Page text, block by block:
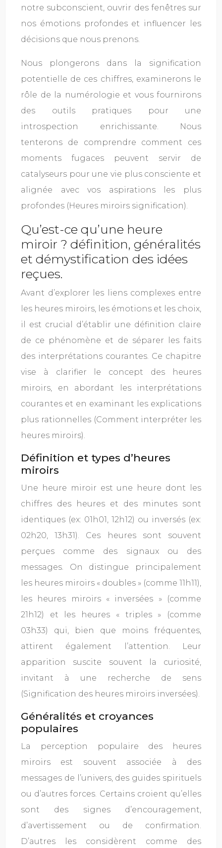
notre subconscient, ouvrir des fenêtres sur
nos émotions profondes et influencer les
décisions que nous prenons.
Nous plongerons dans la signification
potentielle de ces chiffres, examinerons le
rôle de la numérologie et vous fournirons
des outils pratiques pour une
introspection enrichissante. Nous
tenterons de comprendre comment ces
moments fugaces peuvent servir de
catalyseurs pour une vie plus consciente et
alignée avec vos aspirations les plus
profondes (Heures miroirs signification).
Qu’est-ce qu’une heure
miroir ? définition, généralités
et démystification des idées
reçues.
Avant d’explorer les liens complexes entre
les heures miroirs, les émotions et les choix,
il est crucial d’établir une définition claire
de ce phénomène et de séparer les faits
des interprétations courantes. Ce chapitre
vise à clarifier le concept des heures
miroirs, en abordant les interprétations
courantes et en examinant les explications
plus rationnelles (Comment interpréter les
heures miroirs).
Définition et types d’heures
miroirs
Une heure miroir est une heure dont les
chiffres des heures et des minutes sont
identiques (ex: 01h01, 12h12) ou inversés (ex:
02h20, 13h31). Ces heures sont souvent
perçues comme des signaux ou des
messages. On distingue principalement
les heures miroirs « doubles » (comme 11h11),
les heures miroirs « inversées » (comme
21h12) et les heures « triples » (comme
03h33) qui, bien que moins fréquentes,
attirent également l’attention. Leur
apparition suscite souvent la curiosité,
invitant à une recherche de sens
(Signification des heures miroirs inversées).
Généralités et croyances
populaires
La perception populaire des heures
miroirs est souvent associée à des
messages de l’univers, des guides spirituels
ou d’autres forces. Certains croient qu’elles
sont des signes d’encouragement,
d’avertissement ou de confirmation.
D’autres les considèrent comme des